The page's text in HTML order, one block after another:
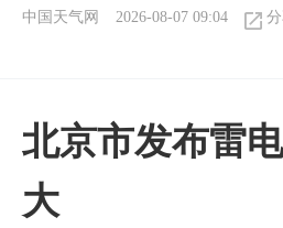
中国天气网 2026-08-07 09:04
北京市发布雷
大